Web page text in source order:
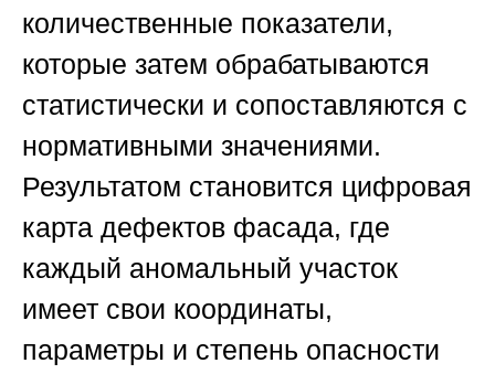
количественные показатели,
которые затем обрабатываются
статистически и сопоставляются с
нормативными значениями.
Результатом становится цифровая
карта дефектов фасада, где
каждый аномальный участок
имеет свои координаты,
параметры и степень опасности